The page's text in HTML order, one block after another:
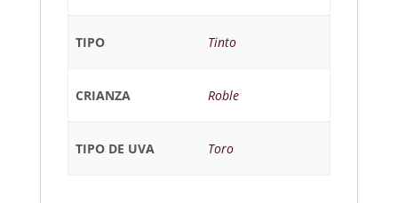
TIPO Tinto
CRIANZA Roble
TIPO DE UVA Toro